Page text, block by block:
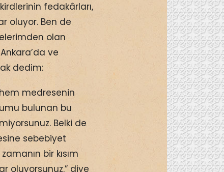
fedakârları,
oluyor. Ben de
olan
ve
dedim:
medresenin
bulunan bu
Belki de
sebebiyet
bir kısım
oluyorsunuz.” diye